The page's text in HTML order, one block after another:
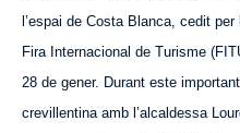
l’espai de Costa Blanca, cedit
Fira Internacional de Turisme
28 de gener. Durant este
crevillentina amb l’alcaldessa